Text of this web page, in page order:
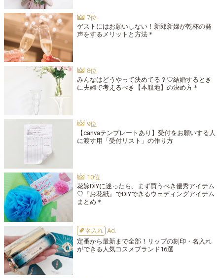
ゲストにはお願いしない！新郎新婦が乾杯の発
声をするメリットと方法＊
みんなはどうやって決めてる？♡結婚するとき
に夫婦で考えるべき【本籍地】の決め方＊
【canvaテンプレートあり】受付をお願いする人
に渡す用「受付リスト」の作り方
花嫁DIYに迷ったら、まず買うべき優秀アイテム
♡『お花紙』でDIYできるウェディングアイテム
まとめ＊
名入れ
定番から最新まで全部！リップの刻印・名入れ
ができる人気コスメブランド16選